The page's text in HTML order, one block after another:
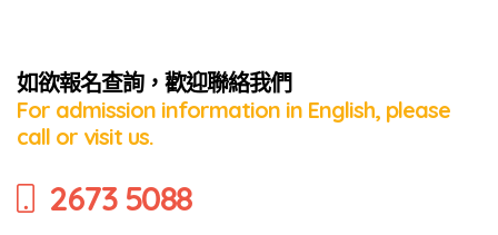
如欲報名查詢，歡迎聯絡我們
For admission information in English, please
call or visit us.
2673 5088